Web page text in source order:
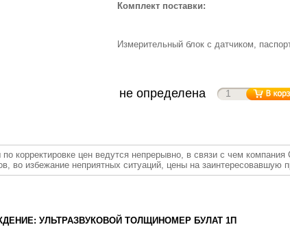
Комплект поставки:
Измерительный блок с датчиком,
не определена
по корректировке цен ведутся непрерывно, в связи с чем
во избежание неприятных ситуаций, цены на
УЛЬТРАЗВУКОВОЙ ТОЛЩИНОМЕР БУЛАТ 1П